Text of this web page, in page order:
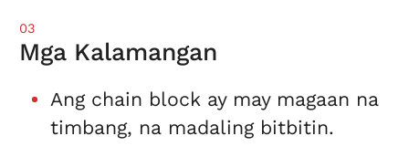
03
Mga Kalamangan
Ang chain block ay may magaan na
timbang, na madaling bitbitin.